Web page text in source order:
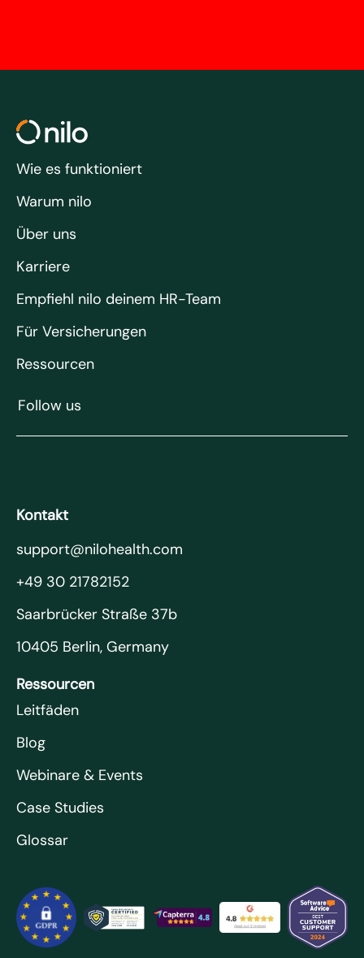
Wie es funktioniert
Warum nilo
Über uns
Karriere
Empfiehl nilo deinem HR-Team
Für Versicherungen
Ressourcen
Follow us
Kontakt
support@nilohealth.com
+49 30 21782152
Saarbrücker Straße 37b
10405 Berlin, Germany
Ressourcen
Leitfäden
Blog
Webinare & Events
Case Studies
Glossar